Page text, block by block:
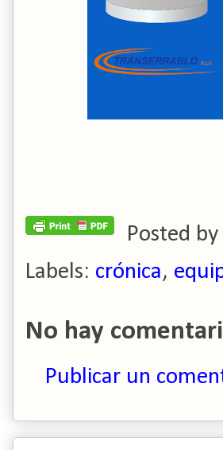
Posted by
Labels: crónica,
No hay
Publicar un